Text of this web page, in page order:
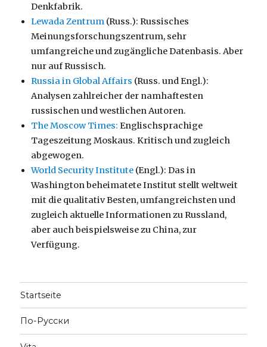
Denkfabrik.
Lewada Zentrum (Russ.): Russisches
Meinungsforschungszentrum, sehr
umfangreiche und zugängliche Datenbasis. Aber
nur auf Russisch.
Russia in Global Affairs (Russ. und Engl.):
Analysen zahlreicher der namhaftesten
russischen und westlichen Autoren.
The Moscow Times: Englischsprachige
Tageszeitung Moskaus. Kritisch und zugleich
abgewogen.
World Security Institute (Engl.): Das in
Washington beheimatete Institut stellt weltweit
mit die qualitativ Besten, umfangreichsten und
zugleich aktuelle Informationen zu Russland,
aber auch beispielsweise zu China, zur
Verfügung.
Startseite
По-Русски